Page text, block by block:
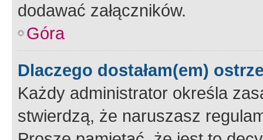
dodawać załączników.
Góra
Dlaczego dostałam(em)
Każdy administrator określa
stwierdzą, że naruszasz